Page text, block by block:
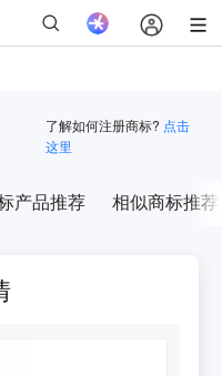
了解如何注册商标? 点击
这里
产品推荐 相似商标推荐